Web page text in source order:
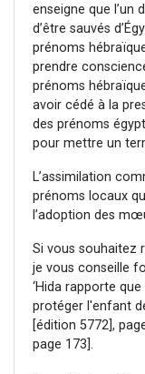
enseigne que l’un
d’être sauvés
prénoms
prendre
prénoms
avoir cédé à la
des prénoms
pour mettre un
L’assimilation
prénoms locaux
l’adoption des
Si vous souhaitez
je vous conseille
‘Hida rapporte
protéger l'enfant
[édition 5772],
page 173].